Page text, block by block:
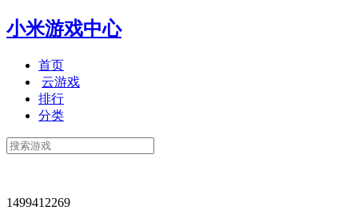
小米游戏中心
首页
云游戏
排行
分类
1499412269